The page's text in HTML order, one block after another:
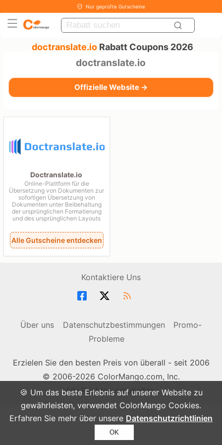
🍪 Um das beste Erlebnis auf unserer Website zu
gewährleisten, verwendet ColorMango Cookies.
Erfahren Sie mehr über unsere Datenschutzrichtlinien
OK
Nur geprüfte Gutscheine
doctranslate.io Rabatt Coupons 2026
doctranslate.io
Offizielle Website →
Doctranslate.io
Online-Plattform für die
Übersetzung von Dokumenten zur
sofortigen Übersetzung von
Dokumenten unter Beibehaltung
der ursprünglichen Formatierung
und des ursprünglichen Layouts
Alle Gutscheine entdecken
Kontaktiere Uns
Über uns Datenschutzbestimmungen
Promo-
Probleme
Erzielen Sie den besten Preis von überall - seit 2006
© 2006-2026 ColorMango.com, Inc.
Alle Rechte vorbehalten.